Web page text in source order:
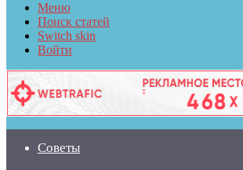
Меню
Поиск статей
Switch skin
Войти
Советы